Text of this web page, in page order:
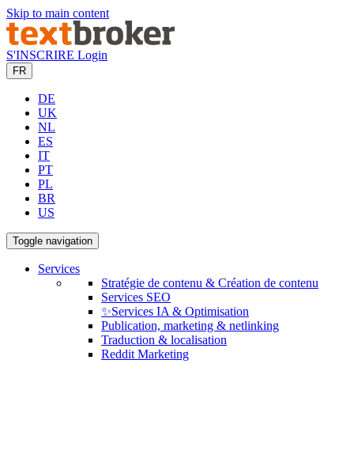
Skip to main content
S'INSCRIRE Login
FR
DE
UK
NL
ES
IT
PT
PL
BR
US
Toggle navigation
Services
Stratégie de contenu & Création de contenu
Services SEO
✨Services IA & Optimisation
Publication, marketing & netlinking
Traduction & localisation
Reddit Marketing